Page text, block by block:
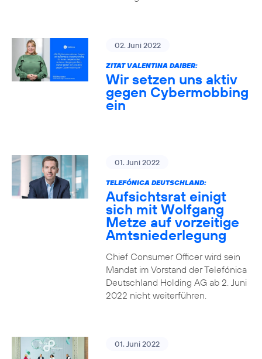
02. Juni 2022
ZITAT VALENTINA DAIBER:
Wir setzen uns aktiv
gegen Cybermobbing
ein
01. Juni 2022
TELEFÓNICA DEUTSCHLAND:
Aufsichtsrat einigt
sich mit Wolfgang
Metze auf vorzeitige
Amtsniederlegung
Chief Consumer Officer wird sein
Mandat im Vorstand der Telefónica
Deutschland Holding AG ab 2. Juni
2022 nicht weiterführen.
01. Juni 2022